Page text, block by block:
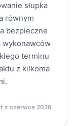
słupka
równym
bezpieczne
wykonawców
terminu
z kilkoma
z czerwca 2026